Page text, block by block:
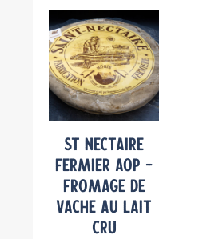
St Nectaire
Fermier AOP –
Fromage de
vache au lait
cru